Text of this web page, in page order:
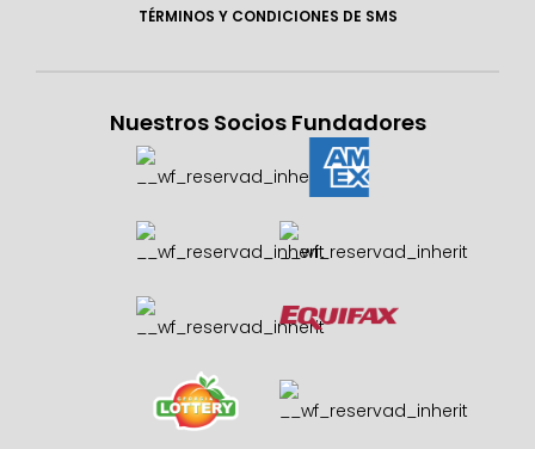
TÉRMINOS Y CONDICIONES DE SMS
Nuestros Socios Fundadores